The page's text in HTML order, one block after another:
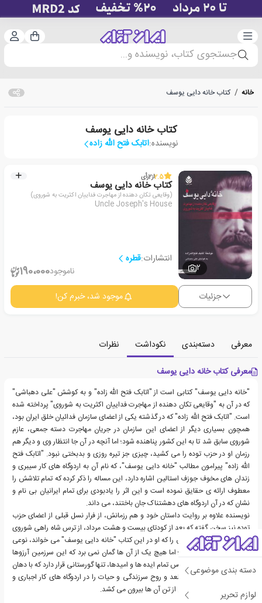
دسته‌بندی سبد
جستجوی کتاب، نویسنده و...
دسته بندی موضوعی
لوازم تحریر
خانه / کتاب خانه دایی یوسف
کتاب خانه دایی یوسف
نویسنده:اتابک فتح الله زاده
2
2.5از2رأی
کتاب خانه دایی یوسف
(وقایعی تکان دهنده از مهاجرت فداییان اکثریت به شوروی)
Uncle Joseph's House
انتشارات:قطره
ناموجود190،000
جزئیات موجود شد، خبرم کن!
معرفی دسته‌بندی نکوداشت
نظرات
معرفی کتاب خانه دایی یوسف
"خانه دایی یوسف" کتابی است از "اتابک فتح الله زاده" و به کوشش "علی دهباشی"
که در آن به "وقایعی تکان دهنده از مهاجرت فداییان اکثریت به شوروی" پرداخته شده
است. "اتابک فتح الله زاده" که در گذشته یکی از اعضای سازمان فدائیان خلق ایران بود،
همچون بسیاری دیگر از اعضای این سازمان در جریان مهاجرت دسته جمعی، عازم
شوروی سابق شد تا به این کشور پناهنده شود؛ اما آنچه در آن جا انتظار وی و دیگر هم
رزمان او در حزب توده را می کشید، چیزی جز تیره روزی و بدبختی نبود. "اتابک فتح
الله زاده" پیرامون مطالب "خانه دایی یوسف"، که نام آن به اردوگاه های کار سیبری و
زندان های مخوف جوزف استالین اشاره دارد، این مساله را ذکر کرده که تمام تلاشش را
معطوف ارائه ی حقایق نموده است و این اثر را یادبودی برای تمام ایرانیان بی نام و
نشان که در آن اردوگاه های دهشتناک جان باختند، می داند.
نویسنده علاوه بر روایت داستان خود و هم رزمانش، از فرار نسل قبلی از اعضای حزب
توده نیز سخن گفته که بعد از کودتای بیست و هشت مرداد، از ترس شاه راهی شوروی
شده بودند و شوروی سابق را که او در این کتاب "خانه دایی یوسف" می خواند، نوعی
ارض موعود می دانستند؛ اما هیچ یک از آن ها گمان نمی برد که این سرزمین آرزوها
سرابی بیش نیست و در پس تمام ایده ها و امیدها، تنها گورستانی قرار دارد که با دهان
باز، آرزوهای آنان را می بلعد و روح سرزندگی و حیات را در اردوگاه های کار اجباری و
زندان های استالین، با ولع از تن آن ها بیرون می کشد.